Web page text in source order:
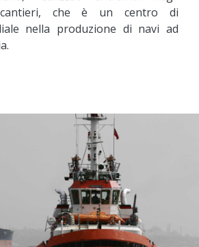
che è un centro di
nella produzione di navi ad